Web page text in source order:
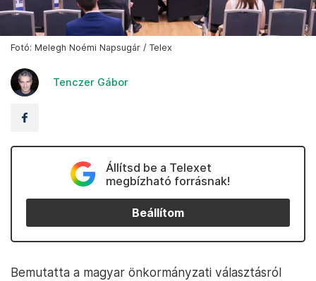
Fotó: Melegh Noémi Napsugár / Telex
Tenczer Gábor
Állítsd be a Telexet
megbízható forrásnak!
Beállítom
Bemutatta a magyar önkormányzati választásról